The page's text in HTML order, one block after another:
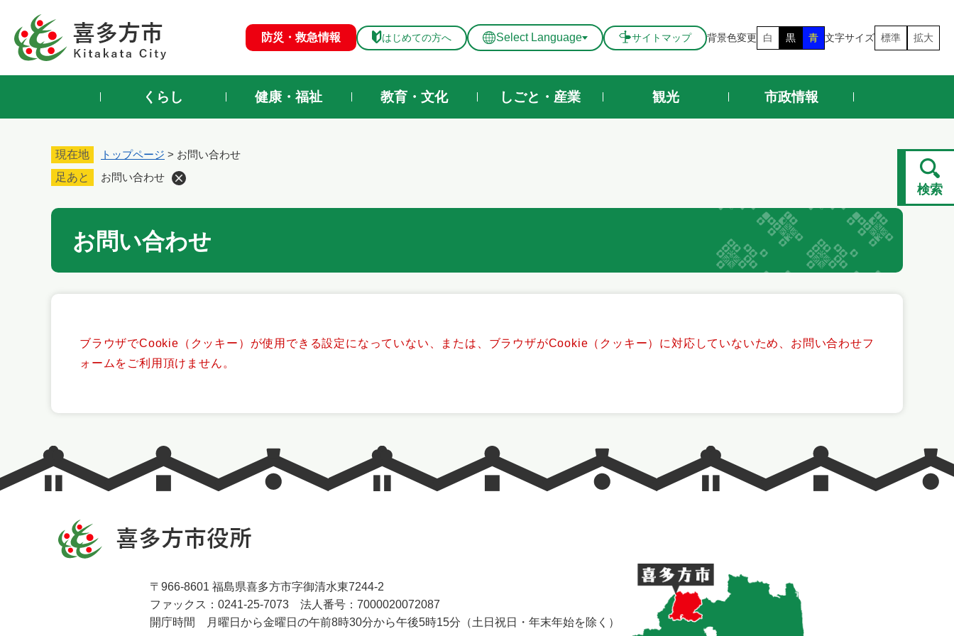
先
防災・救急情報 はじめての方へ Select Language サイトマップ 背景色変更 白 黒 青 文字サイズ 標準 拡大
くらし 健康・福祉 教育・文化 しごと・産業 観光 市政情報
現在地 トップページ > お問い合わせ
足あと
お問い合わせ
本
お問い合わせ
ブラウザでCookie（クッキー）が使用できる設定になっていない、または、ブラウザがCookie（クッキー）に対応していないため、お問い合わせフ
ォームをご利用頂けません。
〒966-8601 福島県喜多方市字御清水東7244-2
ファックス：0241-25-7073 法人番号：7000020072087
開庁時間 月曜日から金曜日の午前8時30分から午後5時15分（土日祝日・年末年始を除く）
検索